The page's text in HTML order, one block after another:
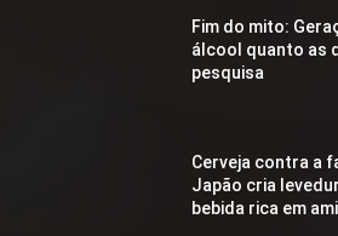
Fim do mito:
álcool quanto as
pesquisa
Cerveja contra a
Japão cria
bebida rica em